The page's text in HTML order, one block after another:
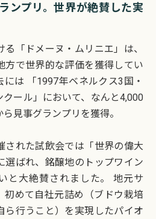
ンプリ。世界が絶賛した実
る「ドメーヌ・ムリニエ」は、
方で世界的な評価を獲得してい
には 「1997年ベネルクス3国・
クール」において、なんと4,000
見事グランプリを獲得。
された試飲会では「世界の偉大
選ばれ、銘醸地のトップワイン
と大絶賛されました。 地元サ
初めて自社元詰め（ブドウ栽培
ら行うこと）を実現したパイオ